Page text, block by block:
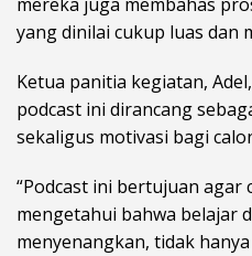
yang dinilai cukup luas dan
Ketua panitia kegiatan,
podcast ini dirancang
sekaligus motivasi bagi
“Podcast ini bertujuan agar
mengetahui bahwa belajar
menyenangkan, tidak